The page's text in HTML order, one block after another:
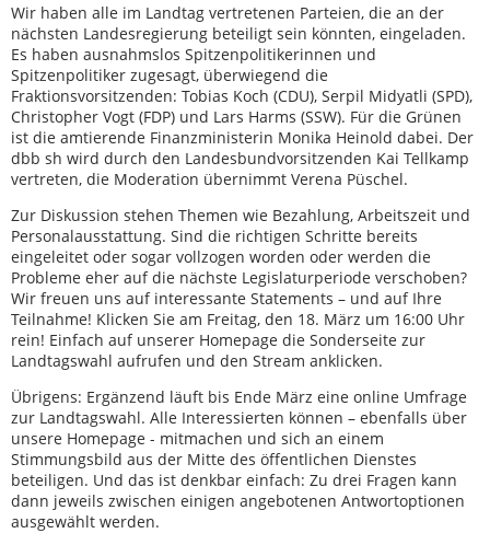
Wir haben alle im Landtag vertretenen Parteien, die an der
nächsten Landesregierung beteiligt sein könnten, eingeladen.
Es haben ausnahmslos Spitzenpolitikerinnen und
Spitzenpolitiker zugesagt, überwiegend die
Fraktionsvorsitzenden: Tobias Koch (CDU), Serpil Midyatli (SPD),
Christopher Vogt (FDP) und Lars Harms (SSW). Für die Grünen
ist die amtierende Finanzministerin Monika Heinold dabei. Der
dbb sh wird durch den Landesbundvorsitzenden Kai Tellkamp
vertreten, die Moderation übernimmt Verena Püschel.
Zur Diskussion stehen Themen wie Bezahlung, Arbeitszeit und
Personalausstattung. Sind die richtigen Schritte bereits
eingeleitet oder sogar vollzogen worden oder werden die
Probleme eher auf die nächste Legislaturperiode verschoben?
Wir freuen uns auf interessante Statements – und auf Ihre
Teilnahme! Klicken Sie am Freitag, den 18. März um 16:00 Uhr
rein! Einfach auf unserer Homepage die Sonderseite zur
Landtagswahl aufrufen und den Stream anklicken.
Übrigens: Ergänzend läuft bis Ende März eine online Umfrage
zur Landtagswahl. Alle Interessierten können – ebenfalls über
unsere Homepage - mitmachen und sich an einem
Stimmungsbild aus der Mitte des öffentlichen Dienstes
beteiligen. Und das ist denkbar einfach: Zu drei Fragen kann
dann jeweils zwischen einigen angebotenen Antwortoptionen
ausgewählt werden.